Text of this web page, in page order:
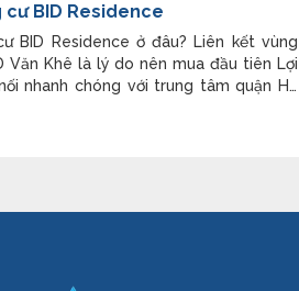
cư BID Residence
BID Residence ở đâu? Liên kết vùng
Văn Khê là lý do nên mua đầu tiên Lợi
nhanh chóng với trung tâm quận Hà